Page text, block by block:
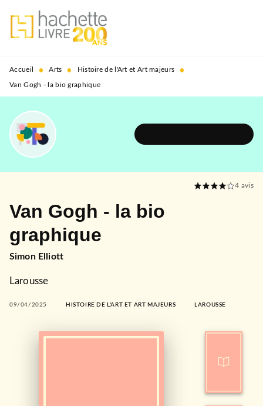
MENU RECHERCHE
PIED DE PAGE
Accueil • Arts • Histoire de l'Art et Art majeurs •
Van Gogh - la bio graphique
4 avis
Van Gogh - la bio
graphique
Simon Elliott
Larousse
09/04/2025 HISTOIRE DE L'ART ET ART MAJEURS LAROUSSE